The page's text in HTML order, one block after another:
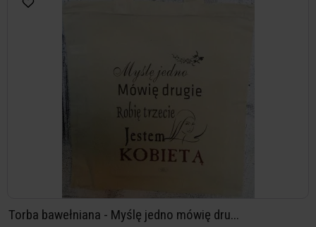
Torba bawełniana - Myślę jedno mówię dru...